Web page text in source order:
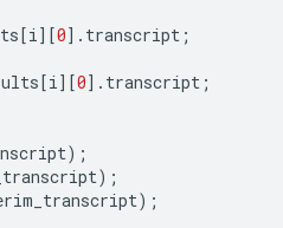
[i][0]. transcript ;
[i][0]. transcript ;
);
);
);